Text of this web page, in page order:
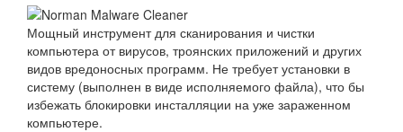
Мощный инструмент для сканирования и чистки
компьютера от вирусов, троянских приложений и других
видов вредоносных программ. Не требует установки в
систему (выполнен в виде исполняемого файла), что бы
избежать блокировки инсталляции на уже зараженном
компьютере.